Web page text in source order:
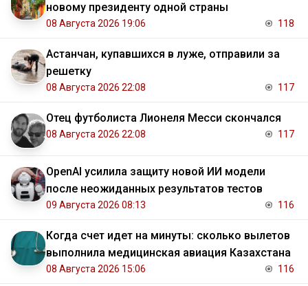
новому президенту одной страны
08 Августа 2026 19:06 118
Астанчан, купавшихся в луже, отправили за
решетку
08 Августа 2026 22:08 117
Отец футболиста Лионеля Месси скончался
08 Августа 2026 22:08 117
OpenAI усилила защиту новой ИИ модели
после неожиданных результатов тестов
09 Августа 2026 08:13 116
Когда счет идет на минуты: сколько вылетов
выполнила медицинская авиация Казахстана
08 Августа 2026 15:06 116